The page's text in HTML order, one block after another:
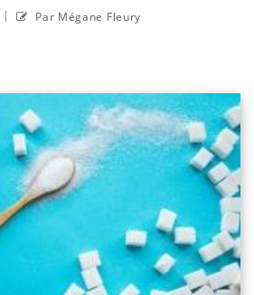
| Par Mégane Fleury